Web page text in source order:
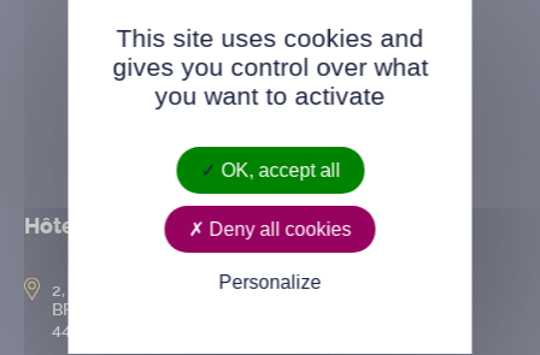
Hôtel de ville
2, rue de l’Hôtel-de-Ville
BP 50167
44802 Saint-Herblain cedex
This site uses cookies and
gives you control over what
you want to activate
OK, accept all
Deny all cookies
Personalize